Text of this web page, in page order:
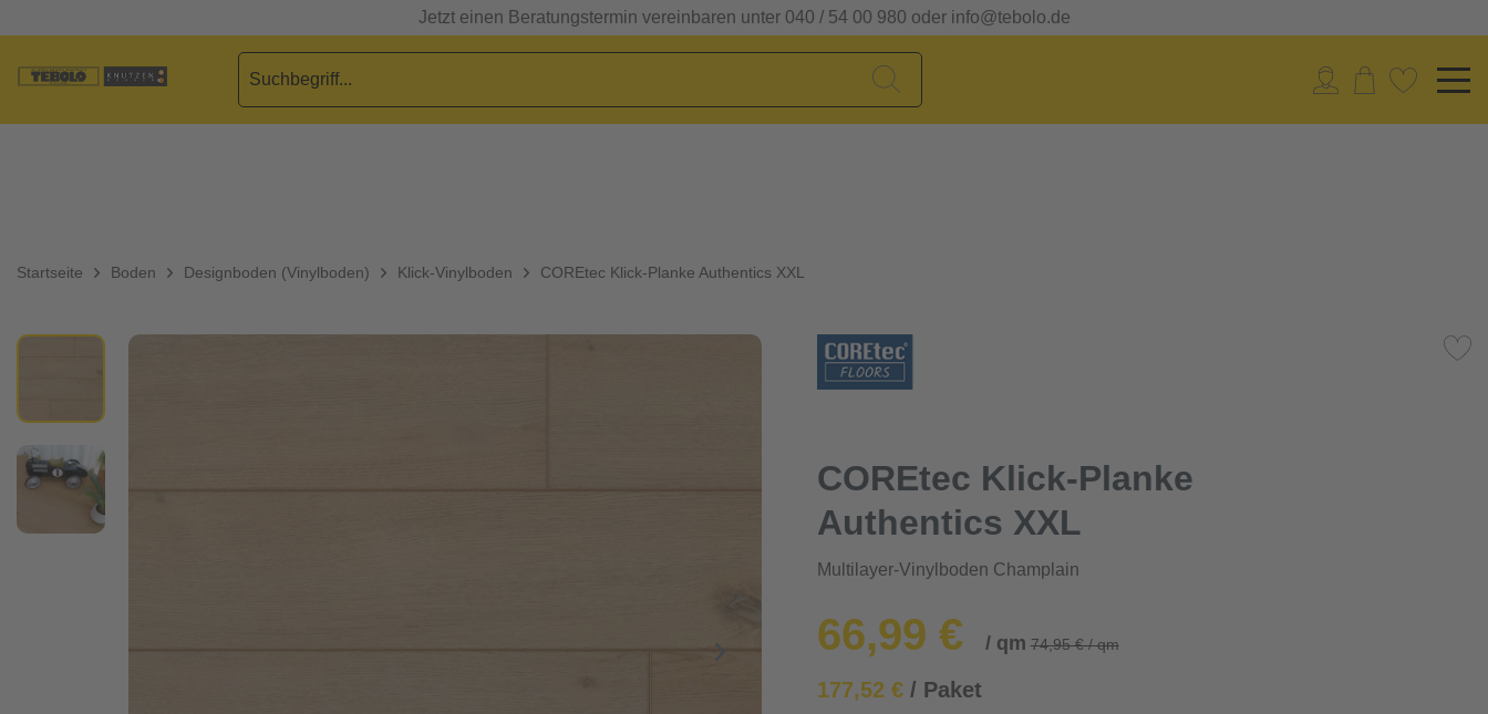
Jetzt einen Beratungstermin vereinbaren unter 040 / 54 00 980 oder info@tebolo.de
Startseite Boden Designboden (Vinylboden) Klick-Vinylboden COREtec Klick-Planke Authentics XXL
COREtec Klick-Planke
Authentics XXL
Multilayer-Vinylboden Champlain
66,99 € / qm 74,95 € / qm
177,52 €/ Paket